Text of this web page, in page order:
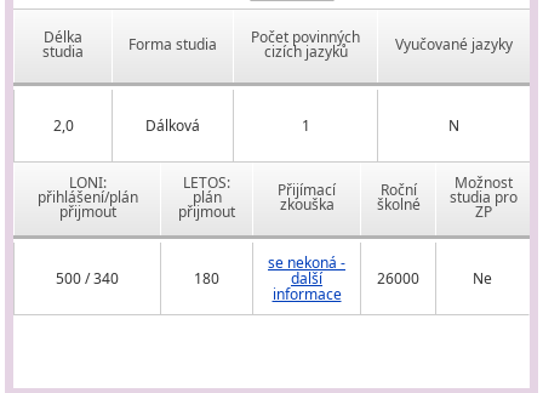
Délka
studia Forma studia Počet povinných
cizích jazyků Vyučované jazyky
2,0 Dálková 1 N
LONI:
přihlášení/plán
přijmout
LETOS:
plán
přijmout
Přijímací
zkouška
Roční
školné
Možnost
studia pro
ZP
500 / 340 180
se nekoná -
další
informace
26000 Ne